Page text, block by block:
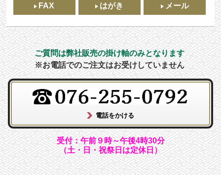
FAX
はがき メール
ご質問は弊社販売の掛け軸のみとなります
※お電話でのご注文はお受けしていません
受付：午前９時～午後4時30分
（土・日・祝祭日は定休日）